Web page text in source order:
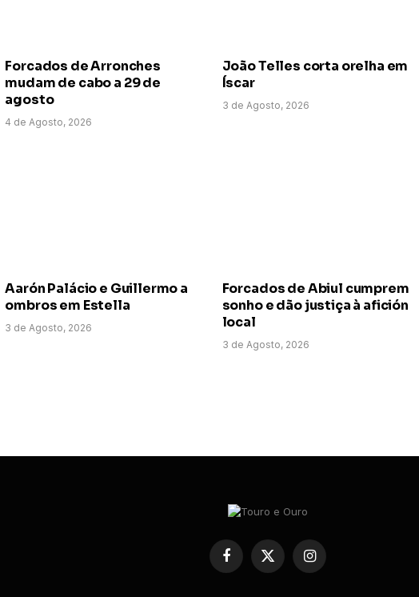
Forcados de Arronches
mudam de cabo a 29 de
agosto
4 de Agosto, 2026
João Telles corta orelha em
Íscar
3 de Agosto, 2026
Aarón Palácio e Guillermo a
ombros em Estella
3 de Agosto, 2026
Forcados de Abiul cumprem
sonho e dão justiça à afición
local
3 de Agosto, 2026
Facebook
X
(Twitter)
Instagram